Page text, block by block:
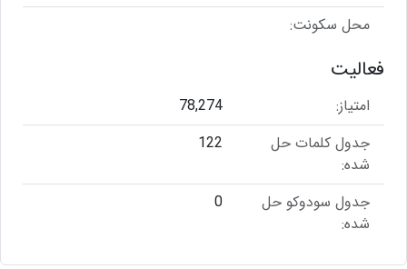
محل سکونت:
فعالیت
امتیاز:
78,274
جدول کلمات حل
شده:
122
جدول سودوکو حل
شده:
0